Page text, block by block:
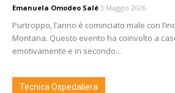
Emanuela Omodeo Salé 3 Maggio 2026
Purtroppo, l’anno è cominciato male con
Montana. Questo evento ha coinvolto a
emotivamente e in secondo...
Tecnica Ospedaliera